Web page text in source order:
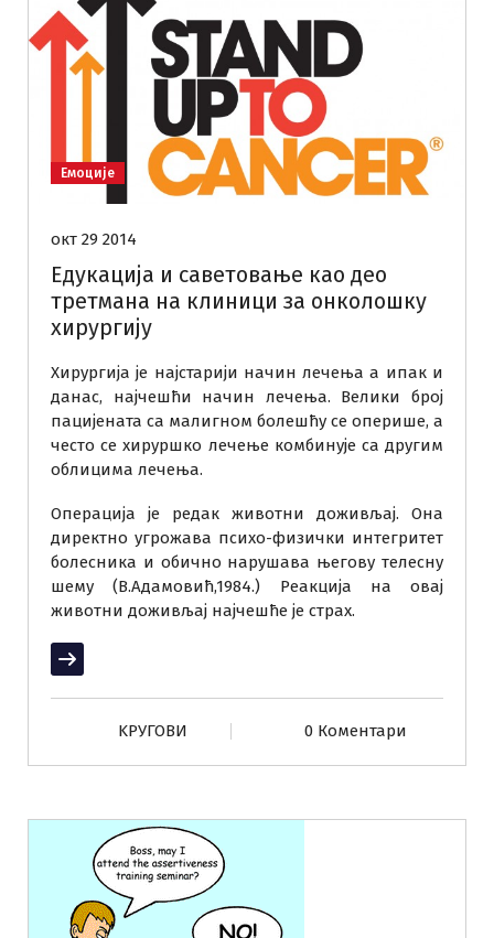
Емоције
окт 29 2014
Едукација и саветовање као део
третмана на клиници за онколошку
хирургију
Хирургија је најстарији начин лечења а ипак и
данас, најчешћи начин лечења. Велики број
пацијената са малигном болешћу се оперише, а
често се хируршко лечење комбинује са другим
облицима лечења.
Операција је редак животни доживљај. Она
директно угрожава психо-физички интегритет
болесника и обично нарушава његову телесну
шему (В.Адамовић,1984.) Реакција на овај
животни доживљај најчешће је страх.
Прочитај више
KРУГОВИ 0 Коментари